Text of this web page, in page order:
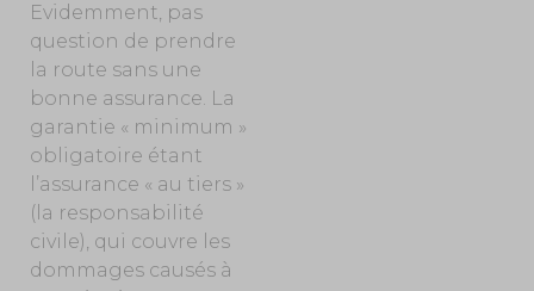
Evidemment, pas
question de prendre
la route sans une
bonne assurance. La
garantie « minimum »
obligatoire étant
l’assurance « au tiers »
(la responsabilité
civile), qui couvre les
dommages causés à